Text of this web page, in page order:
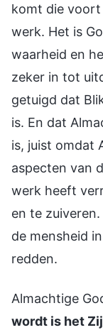
komt die
werk. Het is
waarheid en
zeker in tot
getuigd dat
is. En dat
is, juist omdat
aspecten van
werk heeft
en te
de mensheid
redden.
Almachtige
wordt is het